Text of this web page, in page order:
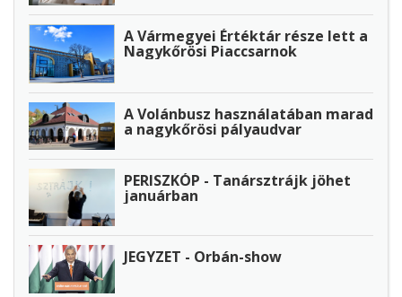
A Vármegyei Értéktár része lett a
Nagykőrösi Piaccsarnok
A Volánbusz használatában marad
a nagykőrösi pályaudvar
PERISZKÓP - Tanársztrájk jöhet
januárban
JEGYZET - Orbán-show